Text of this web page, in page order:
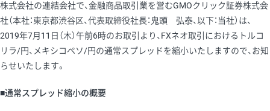
株式会社の連結会社で、金融商品取引業を営むGMOクリック証券株式会
社（本社：東京都渋谷区、代表取締役社長：鬼頭 弘泰、以下：当社）は、
2019年7月11日（木）午前6時のお取引より、FXネオ取引におけるトルコ
リラ/円、メキシコペソ/円の通常スプレッドを縮小いたしますので、お知
らせいたします。
■通常スプレッド縮小の概要